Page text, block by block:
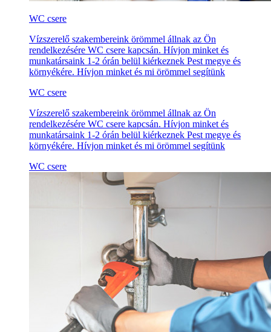
WC csere
Vízszerelő szakembereink örömmel állnak az Ön
rendelkezésére WC csere kapcsán. Hívjon minket és
munkatársaink 1-2 órán belül kiérkeznek Pest megye és
környékére. Hívjon minket és mi örömmel segítünk
WC csere
Vízszerelő szakembereink örömmel állnak az Ön
rendelkezésére WC csere kapcsán. Hívjon minket és
munkatársaink 1-2 órán belül kiérkeznek Pest megye és
környékére. Hívjon minket és mi örömmel segítünk
WC csere